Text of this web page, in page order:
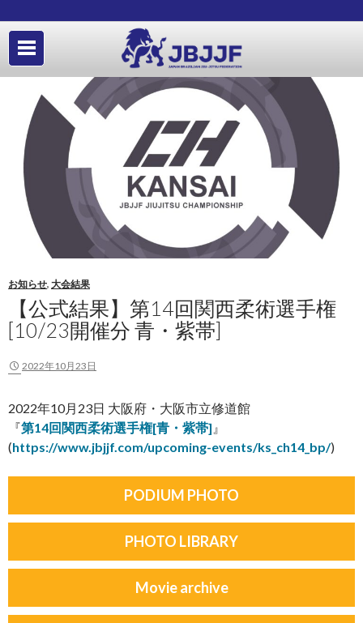
お知らせ, 大会結果
【公式結果】第14回関西柔術選手権
[10/23開催分 青・紫帯]
2022年10月23日
2022年10月23日 大阪府・大阪市立修道館
『第14回関西柔術選手権[青・紫帯] 』
(https://www.jbjjf.com/upcoming-events/ks_ch14_bp/)
PODIUM PHOTO
PHOTO LIBRARY
Movie archive